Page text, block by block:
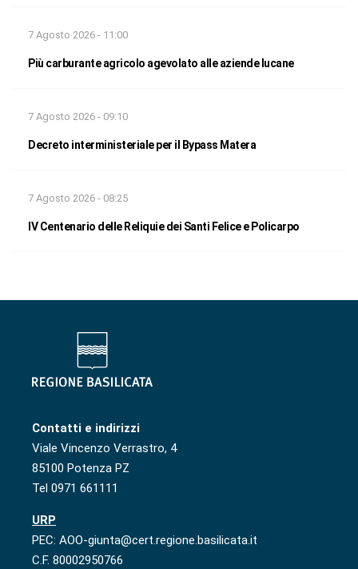
7 Agosto 2026 - 11:00
Più carburante agricolo agevolato alle aziende lucane
7 Agosto 2026 - 09:10
Decreto interministeriale per il Bypass Matera
7 Agosto 2026 - 08:25
IV Centenario delle Reliquie dei Santi Felice e Policarpo
Contatti e indirizzi
Viale Vincenzo Verrastro, 4
85100 Potenza PZ
Tel 0971 661111
URP
PEC: AOO-giunta@cert.regione.basilicata.it
C.F. 80002950766